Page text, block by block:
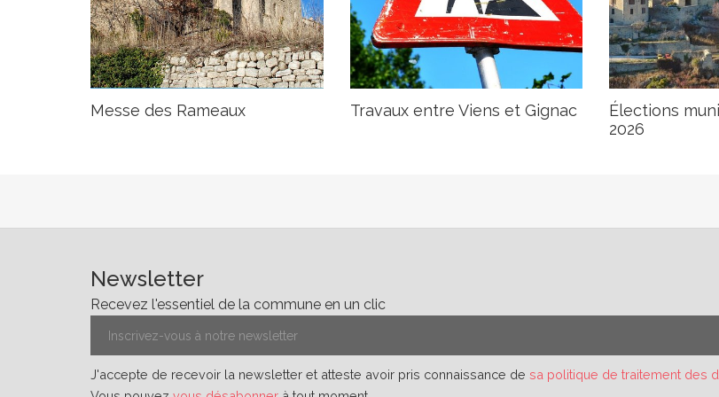
Messe des Rameaux Travaux entre Viens et Gignac
Élections
2026
Newsletter
Recevez l'essentiel de la commune en un clic
J'accepte de recevoir la newsletter et atteste avoir pris connaissance de sa politique de traitement des